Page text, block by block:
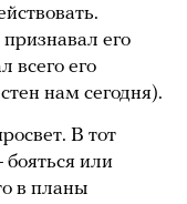
его
всего его
нам сегодня).
В тот
или
в планы